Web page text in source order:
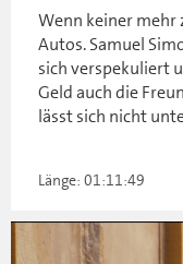
Wenn keiner
Autos. Samuel
sich verspekuliert
Geld auch die
lässt sich nicht
Länge: 01:11:49